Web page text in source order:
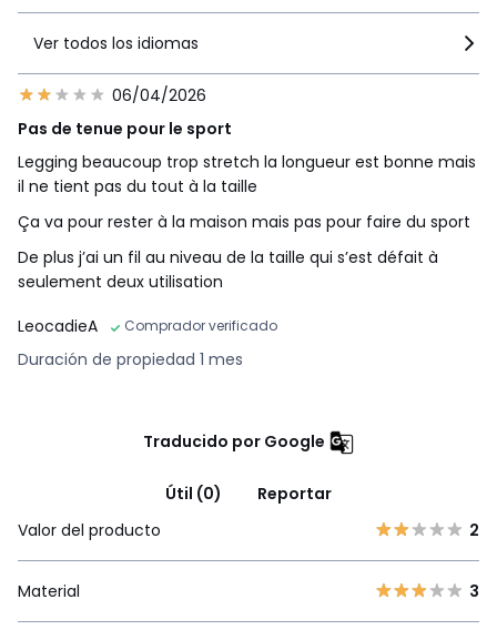
Ver todos los idiomas
06/04/2026
Pas de tenue pour le sport
Legging beaucoup trop stretch la longueur est bonne mais
il ne tient pas du tout à la taille
Ça va pour rester à la maison mais pas pour faire du sport
De plus j’ai un fil au niveau de la taille qui s’est défait à
seulement deux utilisation
LeocadieA
Comprador verificado
Duración de propiedad 1 mes
Traducido por Google
Útil (0)
Reportar
Valor del producto
2
Material 3